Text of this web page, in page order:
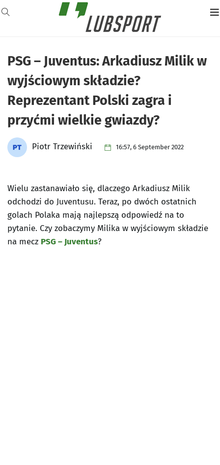
PSG – Juventus: Arkadiusz Milik w
wyjściowym składzie?
Reprezentant Polski zagra i
przyćmi wielkie gwiazdy?
Piotr Trzewiński 16:57, 6 September 2022
Wielu zastanawiało się, dlaczego Arkadiusz Milik
odchodzi do Juventusu. Teraz, po dwóch ostatnich
golach Polaka mają najlepszą odpowiedź na to
pytanie. Czy zobaczymy Milika w wyjściowym składzie
na mecz PSG – Juventus?